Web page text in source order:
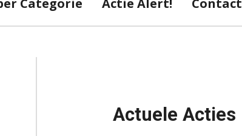
Categorie Actie Alert! Contact
Actuele Acties